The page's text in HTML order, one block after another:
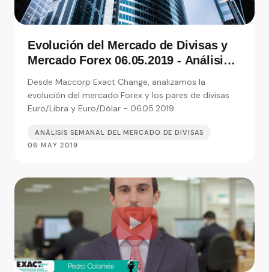
Evolución del Mercado de Divisas y
Mercado Forex 06.05.2019 - Análisis
de moneda
Desde Maccorp Exact Change, analizamos la
evolución del mercado Forex y los pares de divisas
Euro/Libra y Euro/Dólar - 06.05.2019.
ANÁLISIS SEMANAL DEL MERCADO DE DIVISAS
06 MAY 2019